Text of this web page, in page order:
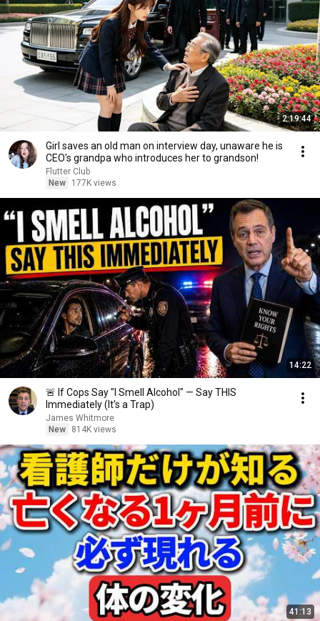
2:19:44
Girl saves an old man on interview day, unaware he is
CEO's grandpa who introduces her to grandson!
Flutter Club
New
177K views
14:22
🚨 If Cops Say "I Smell Alcohol" — Say THIS
Immediately (It's a Trap)
James Whitmore
New
814K views
41:13